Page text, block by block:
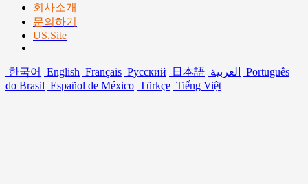
회사소개
문의하기
US.Site
한국어 English Français Русский 日本語 العربية
Português
do Brasil Español de México Türkçe Tiếng Việt